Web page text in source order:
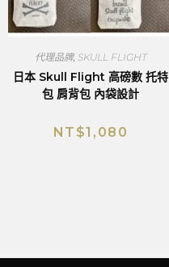
代理品牌, SKULL FLIGHT
日本 Skull Flight 高磅數 托特
包 肩背包 內袋設計
NT$1,080